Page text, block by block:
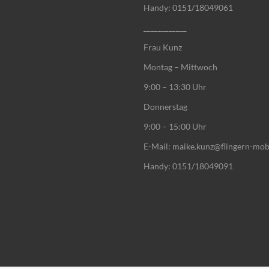
Handy: 0151/18049061
Frau Kunz
Montag – Mittwoch
9:00 – 13:30 Uhr
Donnerstag
9:00 – 15:00 Uhr
E-Mail: maike.kunz@flingern-
Handy: 0151/18049091